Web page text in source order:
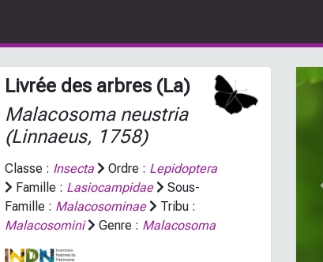
Livrée des arbres (La)
Malacosoma neustria
(Linnaeus, 1758)
Classe : Insecta Ordre : Lepidoptera
Famille : Lasiocampidae
Sous-
Famille : Malacosominae
Tribu :
Malacosomini
Genre : Malacosoma